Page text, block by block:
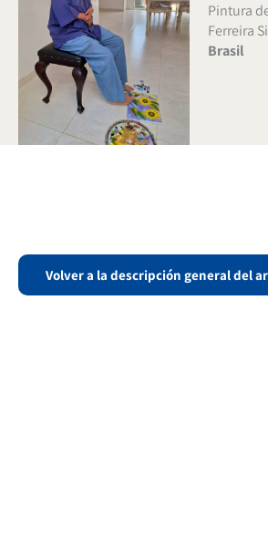
Pintura
Ferreira
Brasil
Volver a la descripción general del